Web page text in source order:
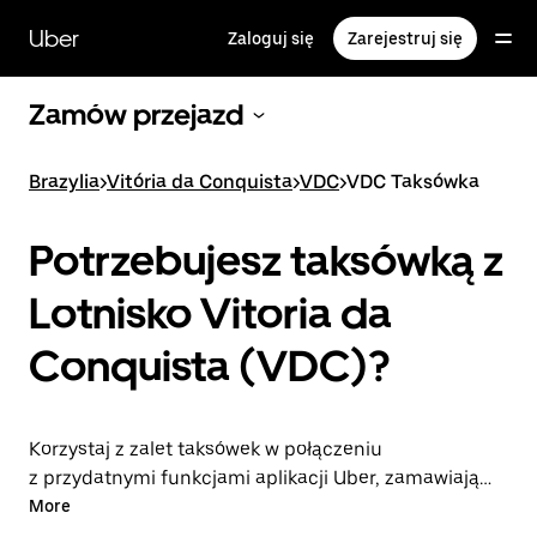
głównej
zawartości
Uber Zaloguj się Zarejestruj się
Zamów przejazd
Brazylia>Vitória da Conquista>VDC>VDC Taksówka
Potrzebujesz taksówką z
Lotnisko Vitoria da
Conquista (VDC)?
Korzystaj z zalet taksówek w połączeniu
z przydatnymi funkcjami aplikacji Uber, zamawiając
przejazdy na lotnisko VDC lub w drugą stronę.
More